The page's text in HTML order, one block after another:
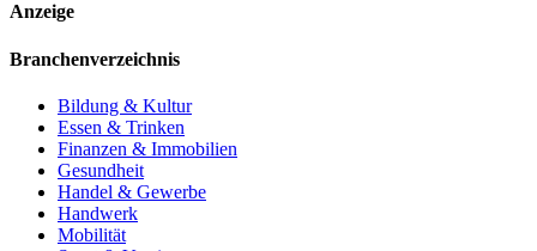
Anzeige
Branchenverzeichnis
Bildung & Kultur
Essen & Trinken
Finanzen & Immobilien
Gesundheit
Handel & Gewerbe
Handwerk
Mobilität